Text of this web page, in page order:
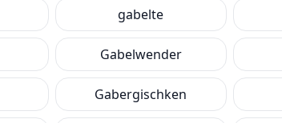
gabelte
Gabelwender
Gabergischken